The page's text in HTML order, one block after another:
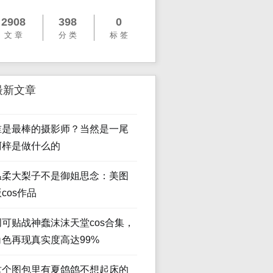
2908
文 章
398
分 类
0
标 签
新文章
是最棒的摄影师？当然是一尾
梓是做什么的
大梨子不是御姐思念：美图
cos作品
贴战神蠢沫沫天堂cos合集，
色再现真实度高达99%
个图包里有夏鸽鸽不想起床的